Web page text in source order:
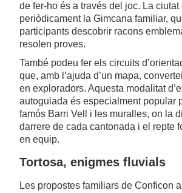
de fer-ho és a través del joc. La ciutat
periòdicament la Gimcana familiar,
participants descobrir racons
resolen proves.
També podeu fer els circuits
que, amb l’ajuda d’un mapa,
en exploradors. Aquesta modalitat
autoguiada és especialment popular
famós Barri Vell i les muralles, on la
darrere de cada cantonada i el repte
en equip.
Tortosa, enigmes fluvials
Les propostes familiars de Conficon